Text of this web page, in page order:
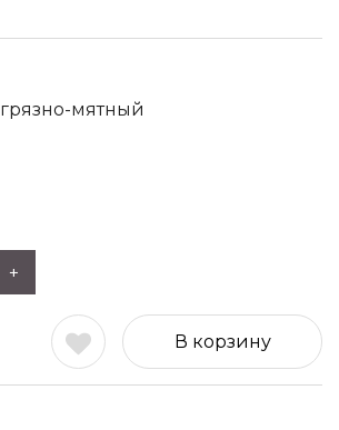
грязно-мятный
+
В корзину